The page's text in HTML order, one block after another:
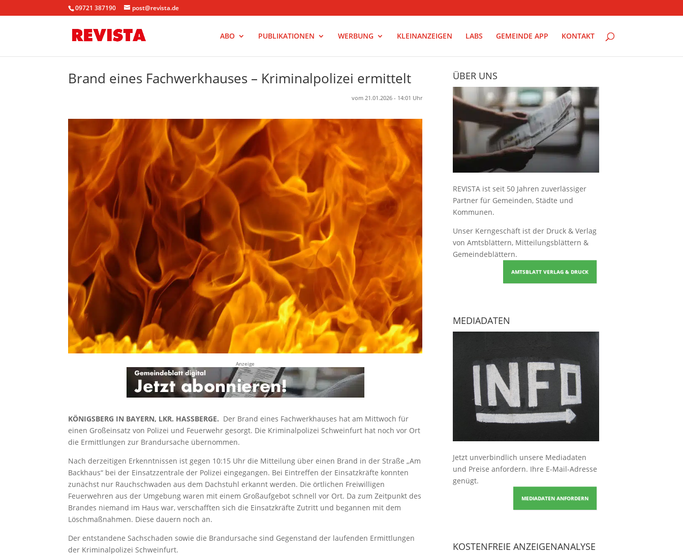
09721 387190 post@revista.de
ABO PUBLIKATIONEN WERBUNG KLEINANZEIGEN LABS GEMEINDE APP KONTAKT
Brand eines Fachwerkhauses – Kriminalpolizei ermittelt
vom 21.01.2026 - 14:01 Uhr
Anzeige
KÖNIGSBERG IN BAYERN, LKR. HASSBERGE. Der Brand eines Fachwerkhauses hat am Mittwoch für
einen Großeinsatz von Polizei und Feuerwehr gesorgt. Die Kriminalpolizei Schweinfurt hat noch vor Ort
die Ermittlungen zur Brandursache übernommen.
Nach derzeitigen Erkenntnissen ist gegen 10:15 Uhr die Mitteilung über einen Brand in der Straße „Am
Backhaus“ bei der Einsatzzentrale der Polizei eingegangen. Bei Eintreffen der Einsatzkräfte konnten
zunächst nur Rauchschwaden aus dem Dachstuhl erkannt werden. Die örtlichen Freiwilligen
Feuerwehren aus der Umgebung waren mit einem Großaufgebot schnell vor Ort. Da zum Zeitpunkt des
Brandes niemand im Haus war, verschafften sich die Einsatzkräfte Zutritt und begannen mit dem
Löschmaßnahmen. Diese dauern noch an.
Der entstandene Sachschaden sowie die Brandursache sind Gegenstand der laufenden Ermittlungen
der Kriminalpolizei Schweinfurt.
ÜBER UNS
REVISTA ist seit 50 Jahren zuverlässiger
Partner für Gemeinden, Städte und
Kommunen.
Unser Kerngeschäft ist der Druck & Verlag
von Amtsblättern, Mitteilungsblättern &
Gemeindeblättern.
AMTSBLATT VERLAG & DRUCK
MEDIADATEN
Jetzt unverbindlich unsere Mediadaten
und Preise anfordern. Ihre E-Mail-Adresse
genügt.
MEDIADATEN ANFORDERN
KOSTENFREIE ANZEIGENANALYSE